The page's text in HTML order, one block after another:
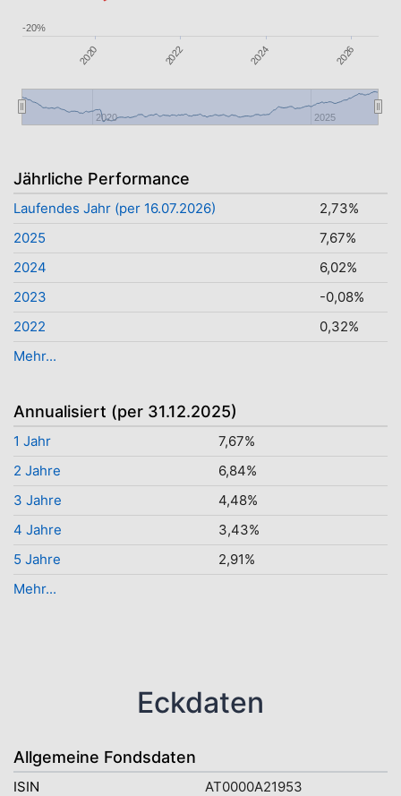
2020 2022 2024 2026
2020 2025
-20%
Jährliche Performance
Laufendes Jahr (per 16.07.2026)
2,73%
2025
7,67%
2024
6,02%
2023
-0,08%
2022
0,32%
Mehr...
Annualisiert (per 31.12.2025)
1 Jahr
7,67%
2 Jahre
6,84%
3 Jahre
4,48%
4 Jahre
3,43%
5 Jahre
2,91%
Mehr...
Eckdaten
Allgemeine Fondsdaten
ISIN
AT0000A21953